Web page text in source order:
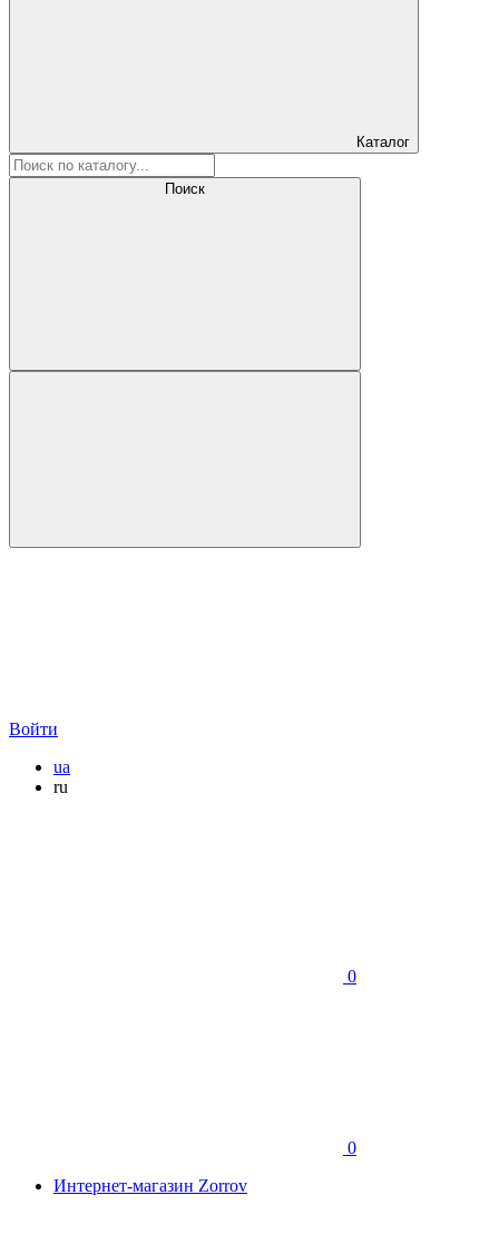
Каталог
Поиск
Войти
ua
ru
0
0
Интернет-магазин Zorrov